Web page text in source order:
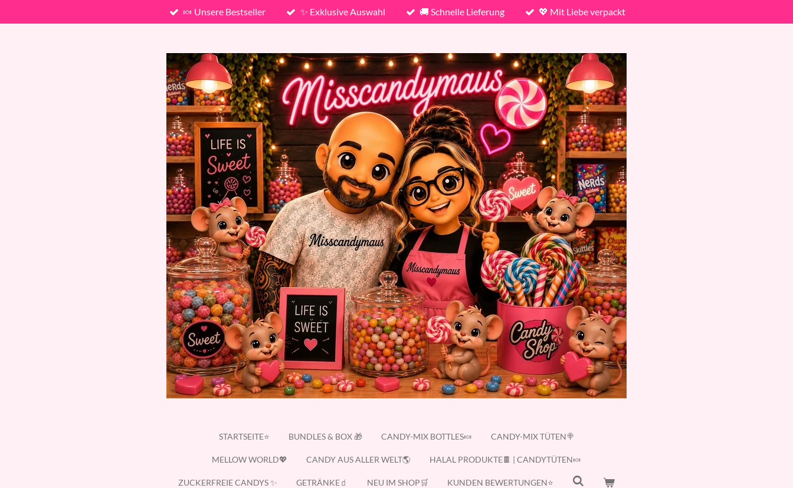
Hauptinhalt
🍬 Unsere Bestseller ✨ Exklusive Auswahl 🚚 Schnelle Lieferung 💖 Mit Liebe verpackt
STARTSEITE⭐ BUNDLES & BOX 🎁 CANDY-MIX BOTTLES🍬 CANDY-MIX TÜTEN🍭
MELLOW WORLD💖 CANDY AUS ALLER WELT🌎 HALAL PRODUKTE🍫 | CANDYTÜTEN🍬
ZUCKERFREIE CANDYS ✨ GETRÄNKE🧃 NEU IM SHOP🛒 KUNDEN BEWERTUNGEN⭐️